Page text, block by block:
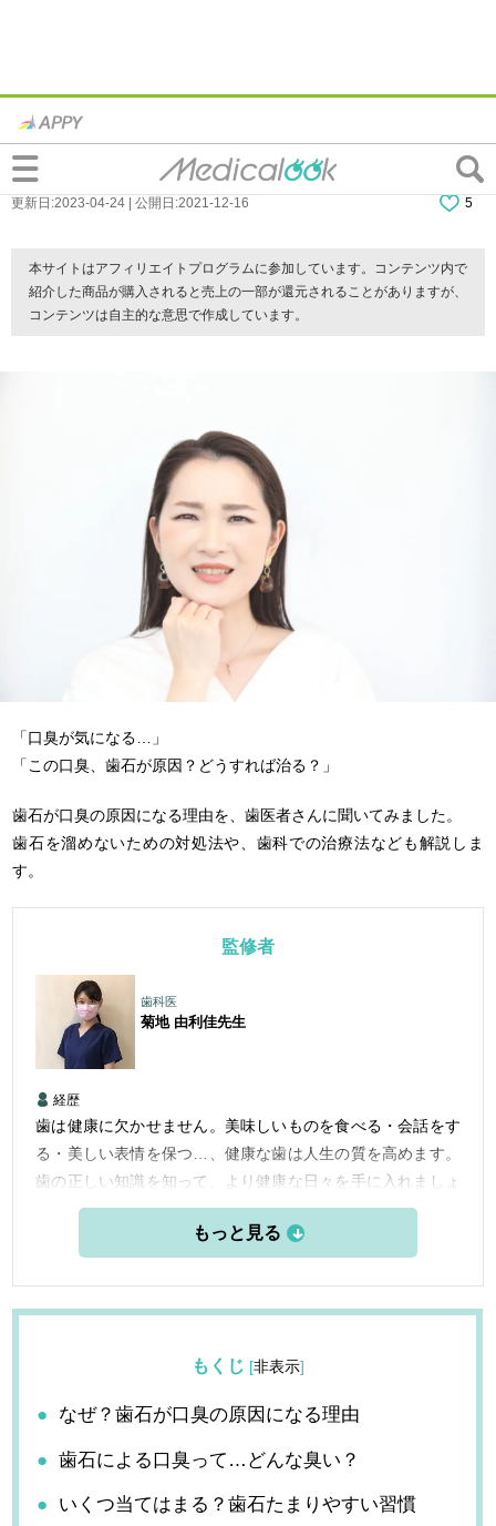
歯石は口臭の原因に！どんな臭いがする？
歯石除去したら臭いは消える？
更新日:2023-04-24 | 公開日:2021-12-16 5
本サイトはアフィリエイトプログラムに参加しています。コンテンツ内で
紹介した商品が購入されると売上の一部が還元されることがありますが、
コンテンツは自主的な意思で作成しています。
「口臭が気になる…」
「この口臭、歯石が原因？どうすれば治る？」
歯石が口臭の原因になる理由を、歯医者さんに聞いてみました。
歯石を溜めないための対処法や、歯科での治療法なども解説しま
す。
監修者
歯科医
菊地 由利佳先生
経歴
歯は健康に欠かせません。美味しいものを食べる・会話をす
る・美しい表情を保つ…、健康な歯は人生の質を高めます。
歯の正しい知識を知って、より健康な日々を手に入れましょ
もくじ [非表示]
なぜ？歯石が口臭の原因になる理由
歯石による口臭って…どんな臭い？
いくつ当てはまる？歯石たまりやすい習慣